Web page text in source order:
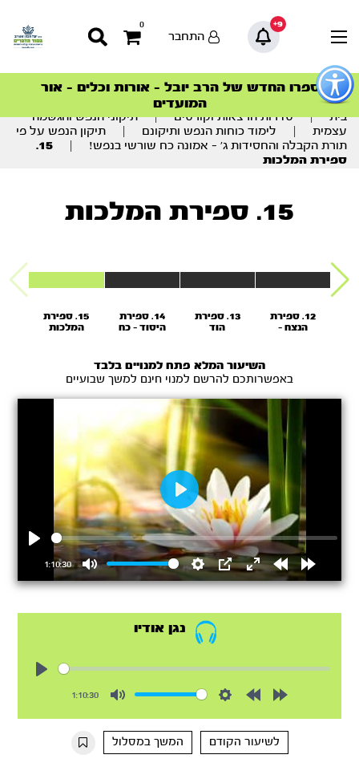
כפתור
לפתיחת
תפריט
9+
0
התחבר
סדרות הפודקאסטים
הסדרה המובילה החודש – דרך המלך
ספרו החדש של הרב יובל – אורות וכלים – אור
המועדים
הצטרפו למהפכת הבריאות הטבעית >
סדרות הפודקאסטים
הסדרה המובילה החודש – דרך המלך
תוכן
מרכזי
בית | סדרות הרצאות וקורסים |
תיקוני הנפש והגשמה
עצמית
לימוד כוחות הנפש ותיקונם
תיקון הנפש על פי
תורת הקבלה והחסידות ג’ – אמונה כח שורשי בנפש!
15.
ספירת המלכות
15. ספירת המלכות
12. ספירת
הנצח -
13. ספירת
הוד
14. ספירת
היסוד - כח
15. ספירת
המלכות
השיעור המלא פתח למנויים בלבד
באפשרותכם להרשם למנוי חינם למשך שבועיים
Play
1:10:30
Mute Settings
PIP
EnterRewindForward
Play
נגן אודיו
1:10:30
10s
10s
לשיעור הקודם
המשך במסלול